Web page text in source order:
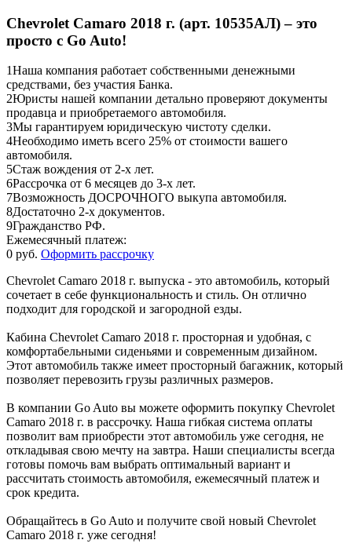
Chevrolet Camaro 2018 г. (арт. 10535АЛ) – это
просто с Go Auto!
1Наша компания работает собственными денежными
средствами, без участия Банка.
2Юристы нашей компании детально проверяют документы
продавца и приобретаемого автомобиля.
3Мы гарантируем юридическую чистоту сделки.
4Необходимо иметь всего 25% от стоимости вашего
автомобиля.
5Стаж вождения от 2-х лет.
6Рассрочка от 6 месяцев до 3-х лет.
7Возможность ДОСРОЧНОГО выкупа автомобиля.
8Достаточно 2-х документов.
9Гражданство РФ.
Ежемесячный платеж:
0 руб. Оформить рассрочку
Chevrolet Camaro 2018 г. выпуска - это автомобиль, который
сочетает в себе функциональность и стиль. Он отлично
подходит для городской и загородной езды.
Кабина Chevrolet Camaro 2018 г. просторная и удобная, с
комфортабельными сиденьями и современным дизайном.
Этот автомобиль также имеет просторный багажник, который
позволяет перевозить грузы различных размеров.
В компании Go Auto вы можете оформить покупку Chevrolet
Camaro 2018 г. в рассрочку. Наша гибкая система оплаты
позволит вам приобрести этот автомобиль уже сегодня, не
откладывая свою мечту на завтра. Наши специалисты всегда
готовы помочь вам выбрать оптимальный вариант и
рассчитать стоимость автомобиля, ежемесячный платеж и
срок кредита.
Обращайтесь в Go Auto и получите свой новый Chevrolet
Camaro 2018 г. уже сегодня!